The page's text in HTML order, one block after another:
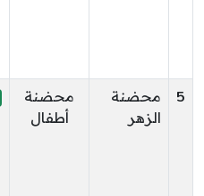
5
محضنة
الزهر
محضنة
أطفال